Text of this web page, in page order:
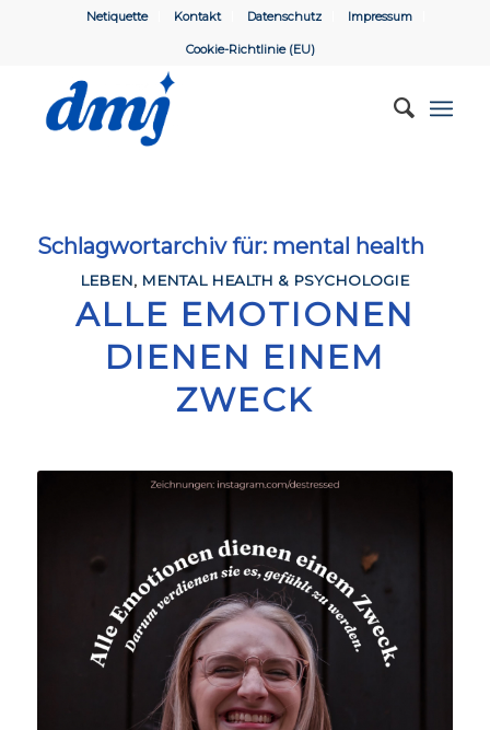
Netiquette Kontakt Datenschutz Impressum
Cookie-Richtlinie (EU)
Schlagwortarchiv für: mental health
LEBEN, MENTAL HEALTH & PSYCHOLOGIE
ALLE EMOTIONEN
DIENEN EINEM
ZWECK